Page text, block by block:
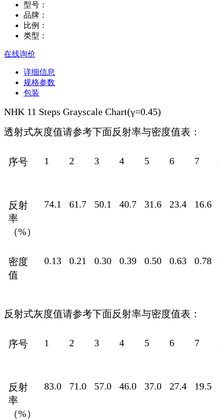
型号：
品牌：
比例：
类型：
在线询价
详细信息
规格参数
包装
NHK 11 Steps Grayscale Chart(γ=0.45)
透射式灰度值请参考下面反射率与密度值表：
序号 1 2 3 4 5 6 7
反射
率
（%）
74.1 61.7 50.1 40.7 31.6 23.4 16.6
密度
值
0.13 0.21 0.30 0.39 0.50 0.63 0.78
反射式灰度值请参考下面反射率与密度值表：
序号 1 2 3 4 5 6 7
反射
率
（%）
83.0 71.0 57.0 46.0 37.0 27.4 19.5